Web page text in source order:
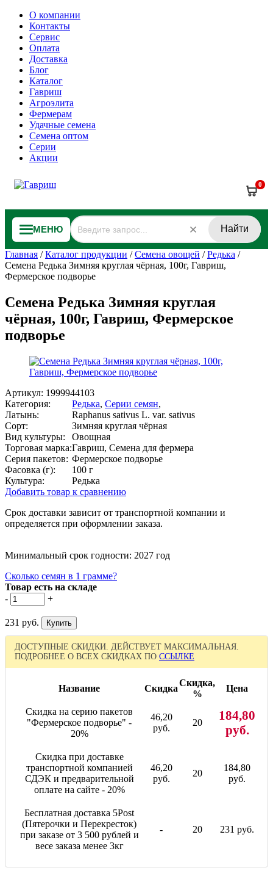
О компании
Контакты
Сервис
Оплата
Доставка
Блог
Каталог
Гавриш
Агроэлита
Фермерам
Удачные семена
Семена оптом
Серии
Акции
0
МЕНЮ Найти
Главная /Каталог продукции /Семена овощей /Редька /
Семена Редька Зимняя круглая чёрная, 100г, Гавриш,
Фермерское подворье
Семена Редька Зимняя круглая
чёрная, 100г, Гавриш, Фермерское
подворье
Артикул: 1999944103
Категория:
Редька, Серии семян,
Латынь:
Raphanus sativus L. var. sativus
Сорт:
Зимняя круглая чёрная
Вид культуры:
Овощная
Торговая марка:Гавриш, Семена для фермера
Серия пакетов: Фермерское подворье
Фасовка (г):
100 г
Культура:
Редька
Добавить товар к сравнению
Срок доставки зависит от транспортной компании и
определяется при оформлении заказа.
Минимальный срок годности: 2027 год
Сколько семян в 1 грамме?
Товар есть на складе
-
+
231 руб.
ДОСТУПНЫЕ СКИДКИ. ДЕЙСТВУЕТ МАКСИМАЛЬНАЯ.
ПОДРОБНЕЕ О ВСЕХ СКИДКАХ ПО ССЫЛКЕ
Название Скидка
Скидка,
%
Цена
Скидка на серию пакетов
"Фермерское подворье" -
20%
46,20
руб.
20
184,80
руб.
Скидка при доставке
транспортной компанией
СДЭК и предварительной
оплате на сайте - 20%
46,20
руб.
20
184,80
руб.
Бесплатная доставка 5Post
(Пятерочки и Перекресток)
при заказе от 3 500 рублей и
весе заказа менее 3кг
- 20 231 руб.